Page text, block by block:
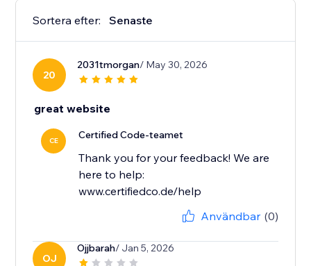
Sortera efter: Senaste
20
2031tmorgan/ May 30, 2026
great website
CE Certified Code-teamet
Thank you for your feedback! We are
here to help:
www.certifiedco.de/help
Användbar (0)
OJ
Ojjbarah/ Jan 5, 2026